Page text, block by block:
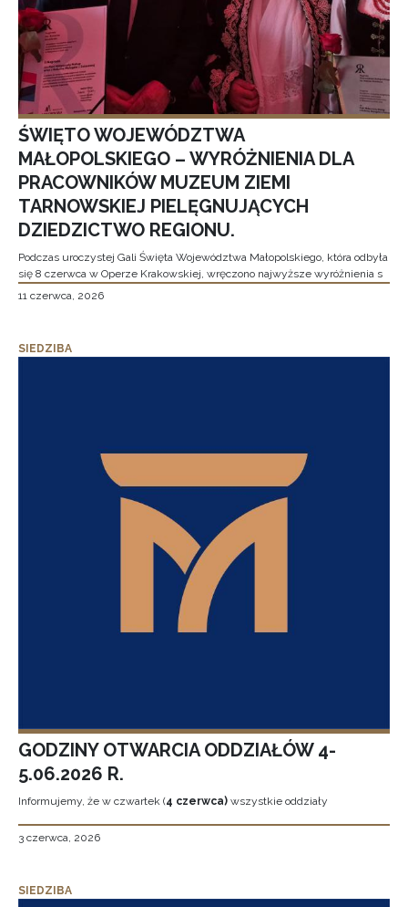
ŚWIĘTO WOJEWÓDZTWA
MAŁOPOLSKIEGO – WYRÓŻNIENIA DLA
PRACOWNIKÓW MUZEUM ZIEMI
TARNOWSKIEJ PIELĘGNUJĄCYCH
DZIEDZICTWO REGIONU.
Podczas uroczystej Gali Święta Województwa Małopolskiego, która odbyła
się 8 czerwca w Operze Krakowskiej, wręczono najwyższe wyróżnienia s
11 czerwca, 2026
SIEDZIBA
GODZINY OTWARCIA ODDZIAŁÓW 4-
5.06.2026 R.
Informujemy, że w czwartek (4 czerwca) wszystkie oddziały
3 czerwca, 2026
SIEDZIBA